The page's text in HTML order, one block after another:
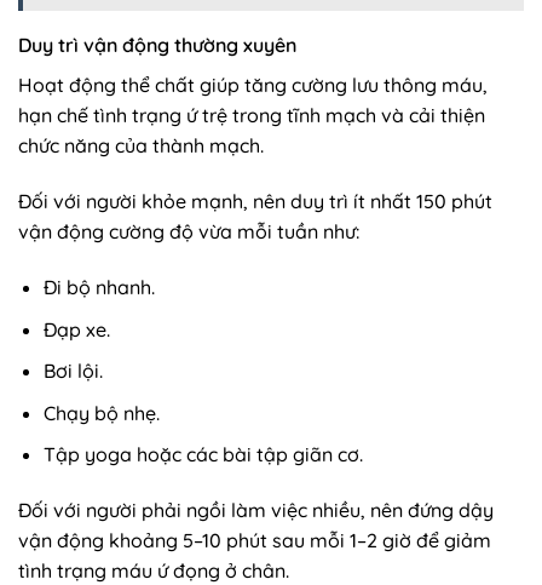
Duy trì vận động thường xuyên
Hoạt động thể chất giúp tăng cường lưu thông máu,
hạn chế tình trạng ứ trệ trong tĩnh mạch và cải thiện
chức năng của thành mạch.
Đối với người khỏe mạnh, nên duy trì ít nhất 150 phút
vận động cường độ vừa mỗi tuần như:
Đi bộ nhanh.
Đạp xe.
Bơi lội.
Chạy bộ nhẹ.
Tập yoga hoặc các bài tập giãn cơ.
Đối với người phải ngồi làm việc nhiều, nên đứng dậy
vận động khoảng 5–10 phút sau mỗi 1–2 giờ để giảm
tình trạng máu ứ đọng ở chân.